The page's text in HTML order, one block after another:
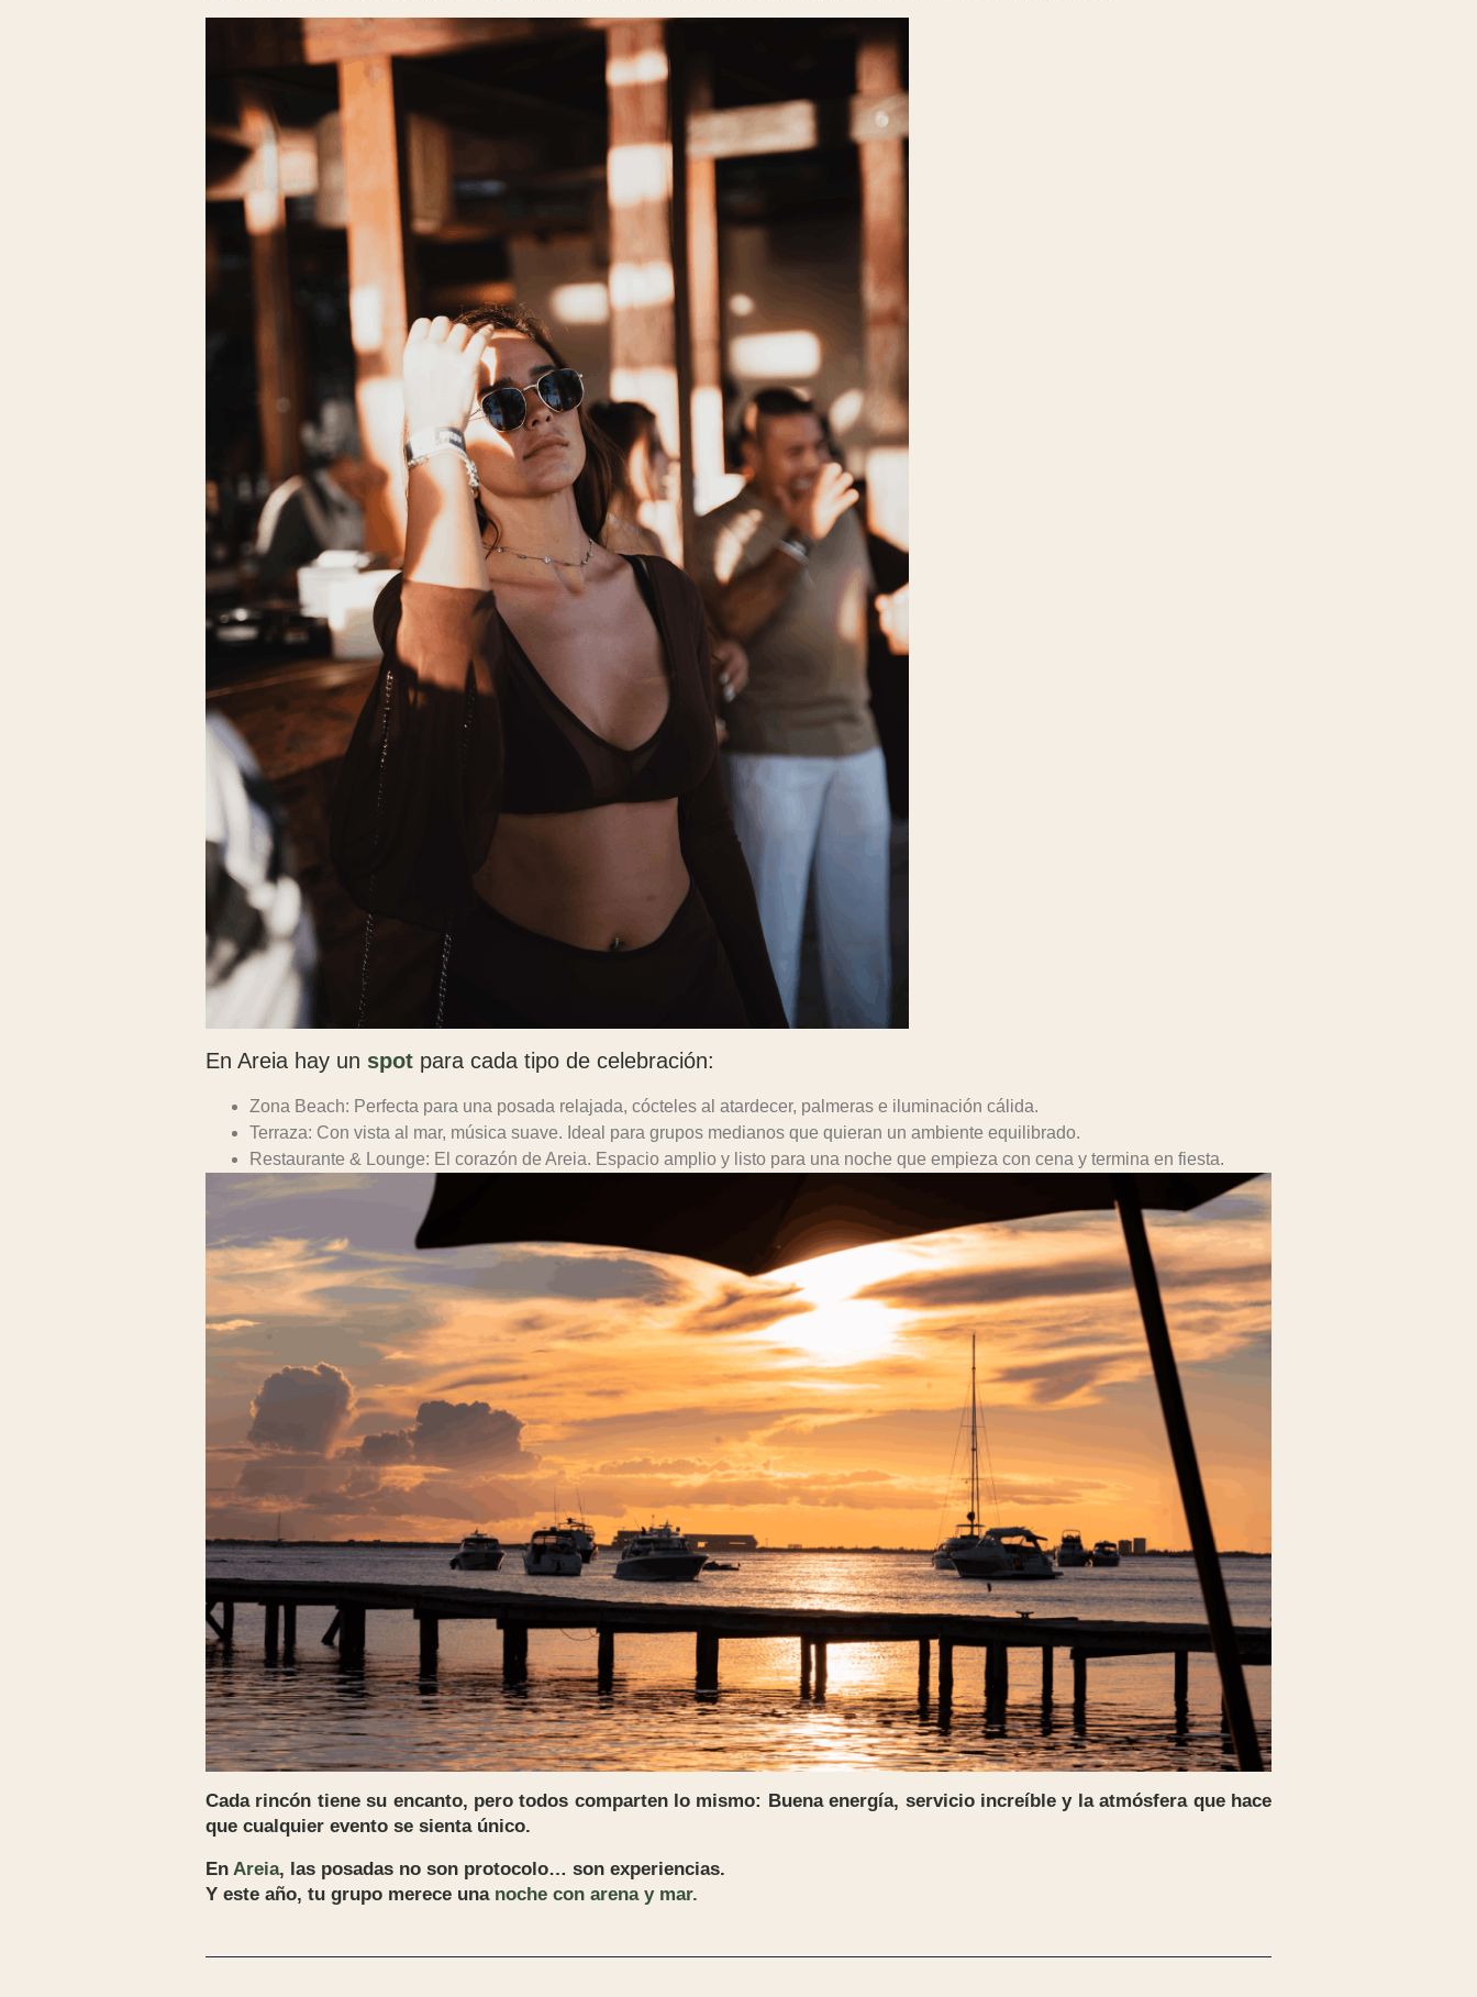
En Areia hay un spot para cada tipo de celebración:
Zona Beach: Perfecta para una posada relajada, cócteles al atardecer, palmeras e iluminación cálida.
Terraza: Con vista al mar, música suave. Ideal para grupos medianos que quieran un ambiente equilibrado.
Restaurante & Lounge: El corazón de Areia. Espacio amplio y listo para una noche que empieza con cena y termina en fiesta.
Cada rincón tiene su encanto, pero todos comparten lo mismo: Buena energía, servicio increíble y la atmósfera que hace
que cualquier evento se sienta único.
En Areia, las posadas no son protocolo… son experiencias.
Y este año, tu grupo merece una noche con arena y mar.